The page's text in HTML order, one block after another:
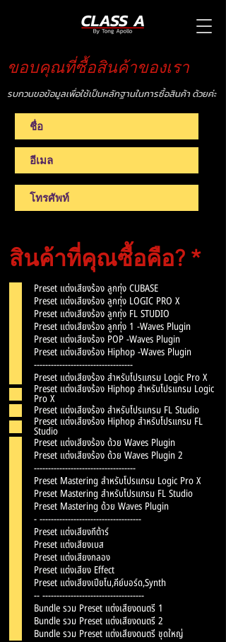
ขอบคุณที่ซื้อสินค้าของเรา
รบกวนขอข้อมูลเพื่อใช้เป็นหลักฐานในการซื้อสินค้า ด้วยค่ะ
สินค้าที่คุณซื้อคือ? *R
r
e
d
Preset แต่งเสียงร้อง ลูกทุ่ง CUBASE
Preset แต่งเสียงร้อง ลูกทุ่ง LOGIC PRO X
Preset แต่งเสียงร้อง ลูกทุ่ง FL STUDIO
Preset แต่งเสียงร้อง ลูกทุ่ง 1 -Waves Plugin
Preset แต่งเสียงร้อง POP -Waves Plugin
Preset แต่งเสียงร้อง Hiphop -Waves Plugin
-----------------------------------
Preset แต่งเสียงร้อง สำหรับโปรแกรม Logic Pro X
Preset แต่งเสียงร้อง Hiphop สำหรับโปรแกรม Logic
Pro X
Preset แต่งเสียงร้อง สำหรับโปรแกรม FL Studio
Preset แต่งเสียงร้อง Hiphop สำหรับโปรแกรม FL
Studio
Preset แต่งเสียงร้อง ด้วย Waves Plugin
Preset แต่งเสียงร้อง ด้วย Waves Plugin 2
------------------------------------
Preset Mastering สำหรับโปรแกรม Logic Pro X
Preset Mastering สำหรับโปรแกรม FL Studio
Preset Mastering ด้วย Waves Plugin
- ------------------------------------
Preset แต่งเสียงกีต้าร์
Preset แต่งเสียงเบส
Preset แต่งเสียงกลอง
Preset แต่งเสียง Effect
Preset แต่งเสียงเปียโน,คีย์บอร์ด,Synth
-- ------------------------------------
Bundle รวม Preset แต่งเสียงดนตรี 1
Bundle รวม Preset แต่งเสียงดนตรี 2
Bundle รวม Preset แต่งเสียงดนตรี ชุดใหญ่